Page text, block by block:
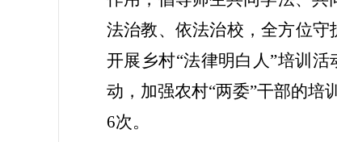
法治教、依法治校，全方位
开展乡村“法律明白人”培训
动，加强农村“两委”干部的培
6次。